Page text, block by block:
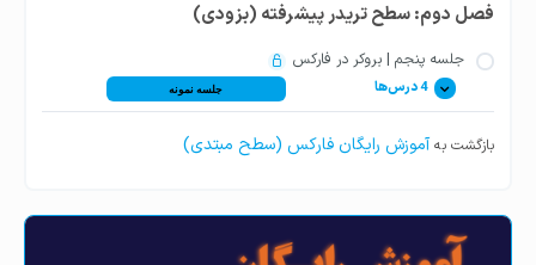
معامله در فارکس چیست؟ انواع معاملات خرید و
فروش فارکس + فیلم
نحوه ترید در فارکس چیست؟ معاملات فارکس به
قیمت بازار + فیلم
معامله فارکس + فیلم
فصل دوم: سطح تریدر پیشرفته (بزودی)
جلسه پنجم | بروکر در فارکس
جلسه نمونه 4 درس‌ها
بروکر فارکس کیست؟ انتخاب کارگزار بازار فارکس +
بروکر مارکت میکر چیست؟ بروکر نما بازار فارکس +
بازگشت بهآموزش رایگان فارکس (سطح مبتدی)